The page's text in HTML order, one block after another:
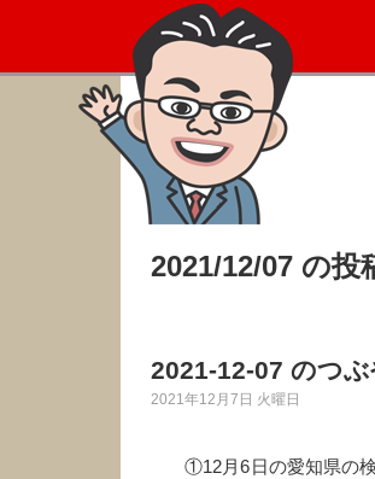
2021/12/07 の投
2021-12-07 のつぶ
2021年12月7日 火曜日
①12月6日の愛知県の